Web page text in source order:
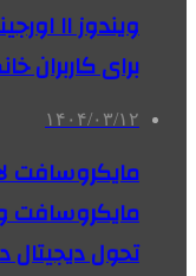
ویندوز
برای کاربران
۱۴۰۴/۰۳/۱۲
مایکروسافت
مایکروسافت
تحول دیجیتال